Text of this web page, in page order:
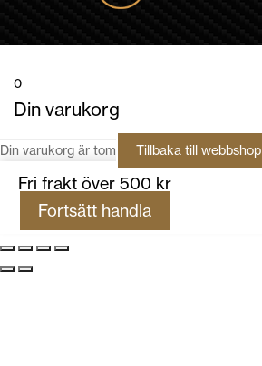
0
Din varukorg
Din varukorg är tom Tillbaka till webbshop
Fri frakt över 500 kr
Fortsätt handla